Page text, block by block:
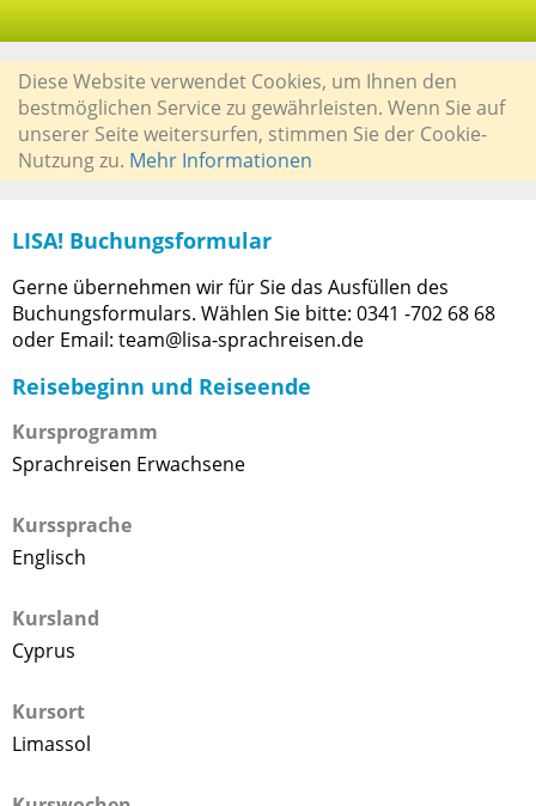
Diese Website verwendet Cookies, um Ihnen den
bestmöglichen Service zu gewährleisten. Wenn Sie auf
unserer Seite weitersurfen, stimmen Sie der Cookie-
Nutzung zu. Mehr Informationen
LISA! Buchungsformular
Gerne übernehmen wir für Sie das Ausfüllen des
Buchungsformulars. Wählen Sie bitte: 0341 -702 68 68
oder Email: team@lisa-sprachreisen.de
Reisebeginn und Reiseende
Kursprogramm
Sprachreisen Erwachsene
Kurssprache
Englisch
Kursland
Cyprus
Kursort
Limassol